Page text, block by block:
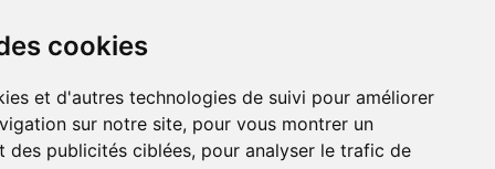
cookies
et d'autres technologies de suivi pour améliorer
sur notre site, pour vous montrer un
des publicités ciblées, pour analyser le trafic de